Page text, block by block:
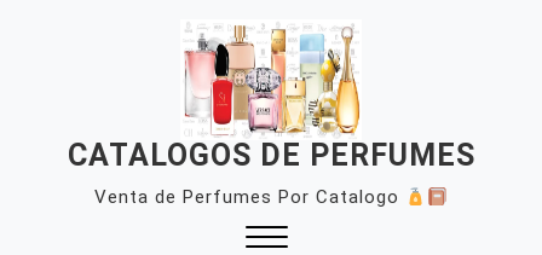
CATALOGOS DE PERFUMES
Venta de Perfumes Por Catalogo